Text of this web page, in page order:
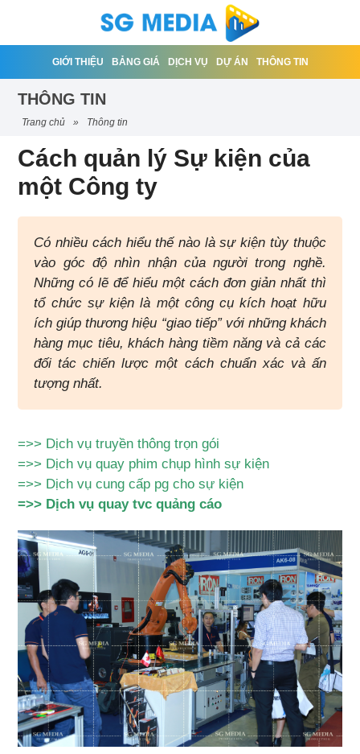
GIỚI THIỆU BẢNG GIÁ DỊCH VỤ DỰ ÁN THÔNG TIN
THÔNG TIN
trang chủ » thông tin
Cách quản lý Sự kiện của
một Công ty
Có nhiều cách hiểu thế nào là sự kiện tùy thuộc
vào góc độ nhìn nhận của người trong nghề.
Những có lẽ để hiểu một cách đơn giản nhất thì
tổ chức sự kiện là một công cụ kích hoạt hữu
ích giúp thương hiệu “giao tiếp” với những khách
hàng mục tiêu, khách hàng tiềm năng và cả các
đối tác chiến lược một cách chuẩn xác và ấn
tượng nhất.
=>> Dịch vụ truyền thông trọn gói
=>> Dịch vụ quay phim chụp hình sự kiện
=>> Dịch vụ cung cấp pg cho sự kiện
=>> Dịch vụ quay tvc quảng cáo